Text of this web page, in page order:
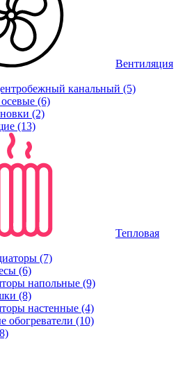
Вентиляция
канальный (5)
(6)
(2)
(13)
Тепловая
(7)
(6)
напольные (9)
(8)
настенные (4)
обогреватели (10)